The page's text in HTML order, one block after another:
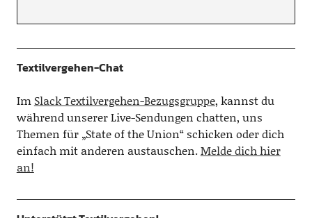
Textilvergehen-Chat
Im Slack Textilvergehen-Bezugsgruppe, kannst du
während unserer Live-Sendungen chatten, uns
Themen für „State of the Union“ schicken oder dich
einfach mit anderen austauschen.Melde dich hier
an!